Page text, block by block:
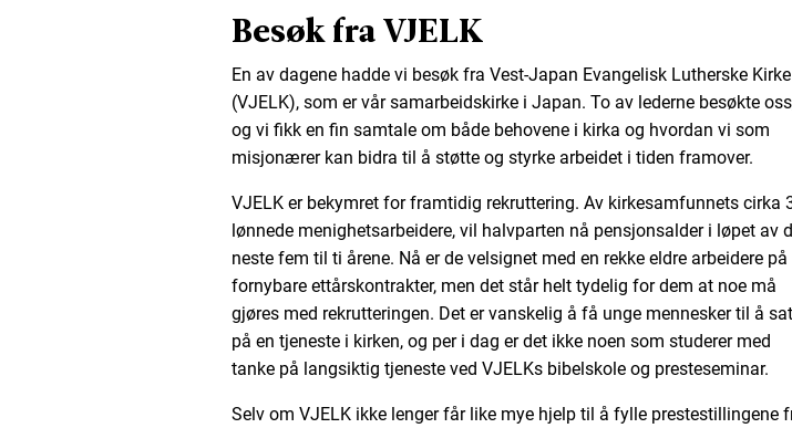
Besøk fra VJELK
En av dagene hadde vi besøk fra Vest-Japan Evangelisk Lutherske Kirke
(VJELK), som er vår samarbeidskirke i Japan. To av lederne besøkte
og vi fikk en fin samtale om både behovene i kirka og hvordan vi som
misjonærer kan bidra til å støtte og styrke arbeidet i tiden framover.
VJELK er bekymret for framtidig rekruttering. Av kirkesamfunnets cirka
lønnede menighetsarbeidere, vil halvparten nå pensjonsalder i løpet av
neste fem til ti årene. Nå er de velsignet med en rekke eldre arbeidere på
fornybare ettårskontrakter, men det står helt tydelig for dem at noe må
gjøres med rekrutteringen. Det er vanskelig å få unge mennesker til å
på en tjeneste i kirken, og per i dag er det ikke noen som studerer med
tanke på langsiktig tjeneste ved VJELKs bibelskole og presteseminar.
Selv om VJELK ikke lenger får like mye hjelp til å fylle prestestillingene